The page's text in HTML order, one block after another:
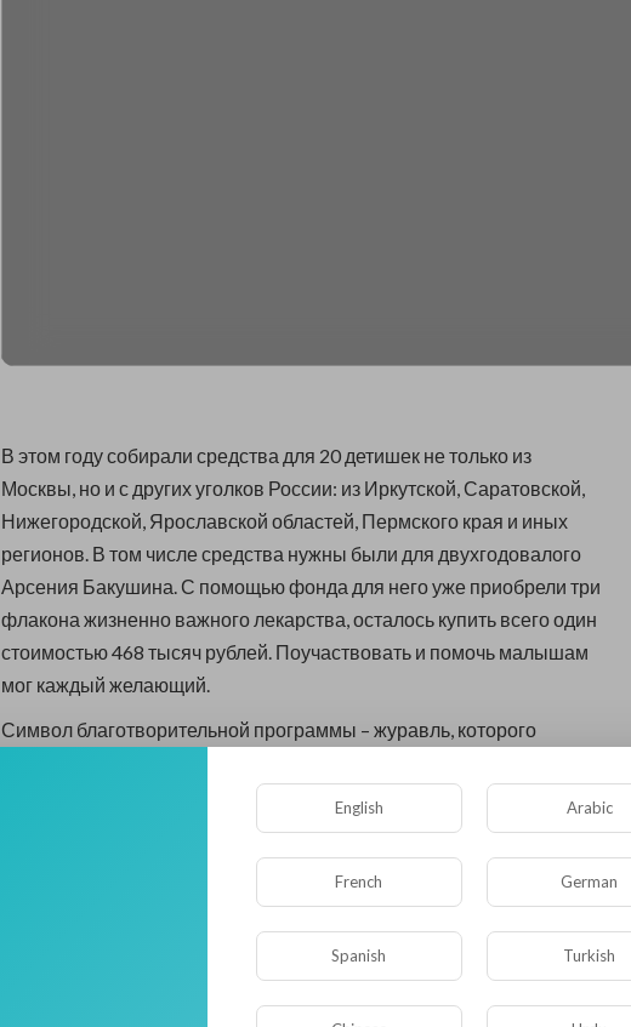
В этом году собирали средства для 20 детишек не только из
Москвы, но и с других уголков России: из Иркутской, Саратовской,
Нижегородской, Ярославской областей, Пермского края и иных
регионов. В том числе средства нужны были для двухгодовалого
Арсения Бакушина. С помощью фонда для него уже приобрели три
флакона жизненно важного лекарства, осталось купить всего один
стоимостью 468 тысяч рублей. Поучаствовать и помочь малышам
мог каждый желающий.
Символ благотворительной программы – журавль, которого
маленький участник научился делать красивых журавлей в технике
оригами и смог запустить бумажного пернатого друга с
пожеланиями в небо. Ребята верят, что меценаты, которые получат
подарок в виде журавлика, помогут болеющим малышам, оплатят
им лечение, операции и лекарства.
Ведущими программы были директор благотворительного фонда
«АиФ. Доброе сердце» Маргарита Широкова, а также
English Arabic
French German
Spanish Turkish